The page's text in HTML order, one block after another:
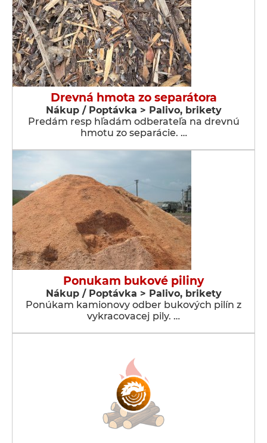
Drevná hmota zo separátora
Nákup / Poptávka > Palivo, brikety
Predám resp hľadám odberateľa na drevnú
hmotu zo separácie. …
Ponukam bukové piliny
Nákup / Poptávka > Palivo, brikety
Ponúkam kamionovy odber bukových pilín z
vykracovacej pily. …